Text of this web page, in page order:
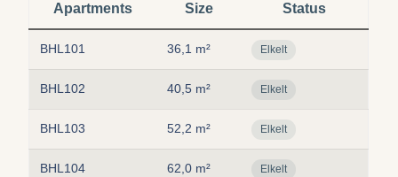
Apartments Size Status
BHL101 36,1 m² Elkelt
BHL102 40,5 m² Elkelt
BHL103 52,2 m² Elkelt
BHL104 62,0 m² Elkelt